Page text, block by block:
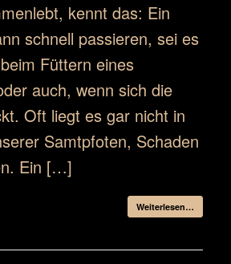
kennt das: Ein
schnell passieren, sei es
Füttern eines
auch, wenn sich die
Oft liegt es gar nicht in
Samtpfoten, Schaden
Ein […]
Weiterlesen…